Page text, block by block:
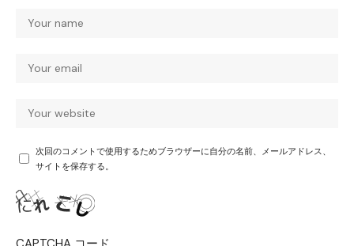
次回のコメントで使用するためブラウザーに自分の名前、メールアドレス、
サイトを保存する。